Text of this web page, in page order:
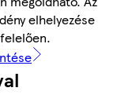
elhelyezése